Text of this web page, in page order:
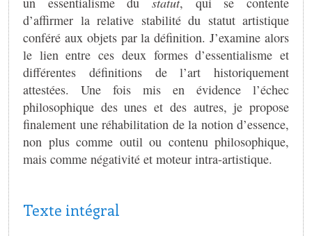
d’affirmer la relative stabilité du statut artistique
conféré aux objets par la définition. J’examine alors
le lien entre ces deux formes d’essentialisme et
différentes définitions de l’art historiquement
attestées. Une fois mis en évidence l’échec
philosophique des unes et des autres, je propose
finalement une réhabilitation de la notion d’essence,
non plus comme outil ou contenu philosophique,
mais comme négativité et moteur intra-artistique.
Texte intégral